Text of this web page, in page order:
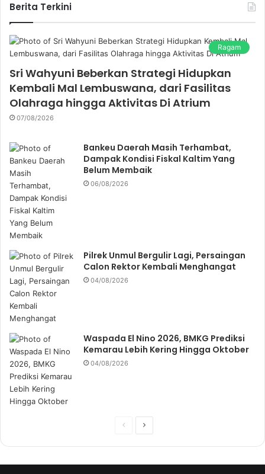
Berita Terkini
Ragam
Sri Wahyuni Beberkan Strategi Hidupkan
Kembali Mal Lembuswana, dari Fasilitas
Olahraga hingga Aktivitas Di Atrium
07/08/2026
Bankeu Daerah Masih Terhambat,
Dampak Kondisi Fiskal Kaltim Yang
Belum Membaik
06/08/2026
Pilrek Unmul Bergulir Lagi, Persaingan
Calon Rektor Kembali Menghangat
04/08/2026
Waspada El Nino 2026, BMKG Prediksi
Kemarau Lebih Kering Hingga Oktober
04/08/2026